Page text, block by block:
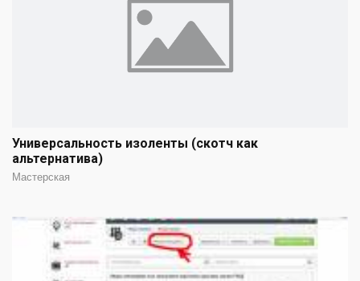
Универсальность изоленты (скотч как
альтернатива)
Мастерская